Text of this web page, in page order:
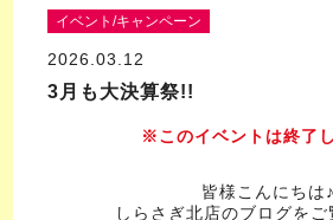
イベント/キャンペーン
2026.03.12
3月も大決算祭!!
※このイベントは終了
皆様こんにちは♪
しらさぎ北店のブログをご